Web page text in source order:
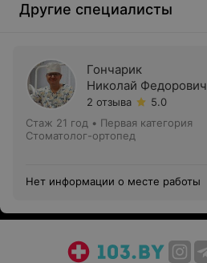
Другие специалисты
Гончарик
Николай Федорович
2 отзыва
5.0
Стаж 21 год • Первая категория
Стоматолог-ортопед
Нет информации о месте работы